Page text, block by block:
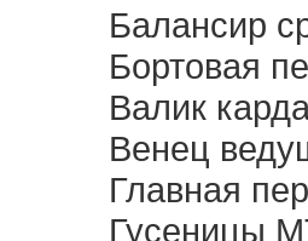
Балансир
Бортовая
Валик
Венец
Главная
Гусеницы